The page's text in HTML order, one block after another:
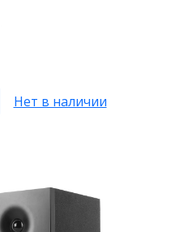
Нет в наличии